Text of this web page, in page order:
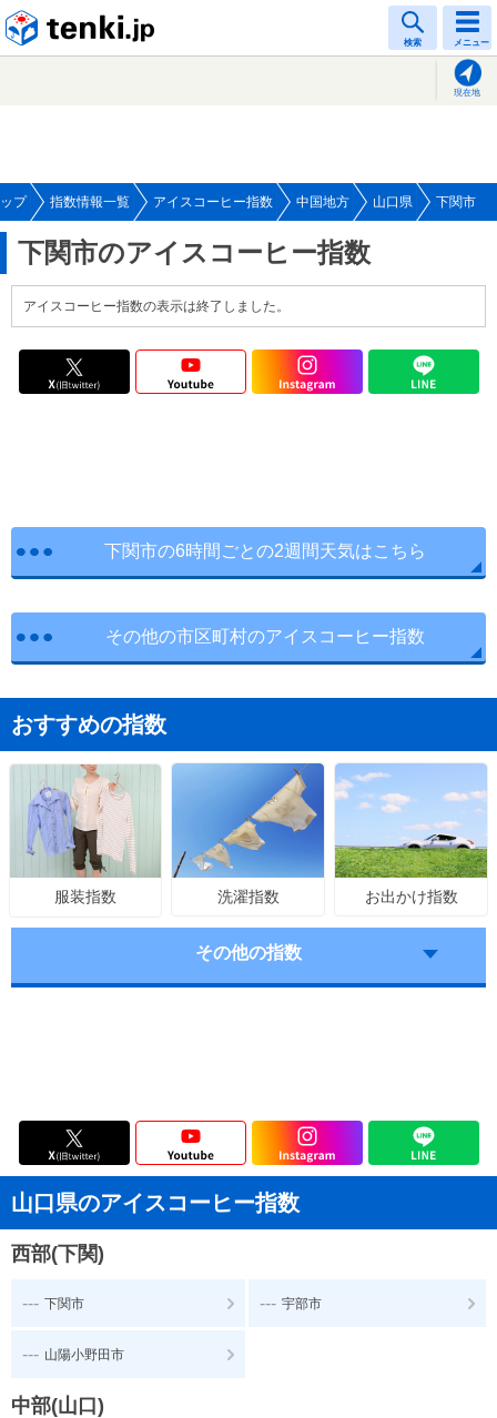
検索 メニュー
現在地
プ 指数情報一覧 アイスコーヒー指数 中国地方 山口県 下関市
下関市のアイスコーヒー指数
アイスコーヒー指数の表示は終了しました。
下関市の6時間ごとの2週間天気はこちら
その他の市区町村のアイスコーヒー指数
おすすめの指数
服装指数 洗濯指数 お出かけ指数
その他の指数
山口県のアイスコーヒー指数
西部(下関)
--- 下関市 --- 宇部市
--- 山陽小野田市
中部(山口)